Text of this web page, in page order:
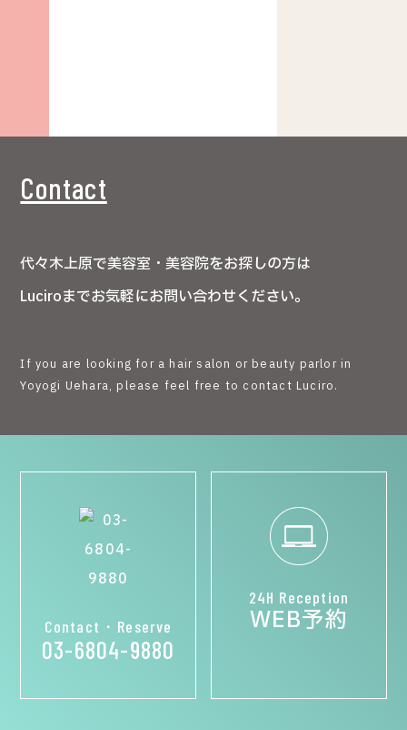
Contact
代々木上原で美容室・美容院をお探しの方は
Luciroまでお気軽にお問い合わせください。
If you are looking for a hair salon or beauty parlor in
Yoyogi Uehara, please feel free to contact Luciro.
Contact・Reserve
03-6804-9880
24H Reception
WEB予約